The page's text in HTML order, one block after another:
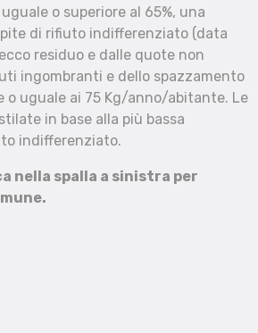
o superiore al 65%, una
di rifiuto indifferenziato (data
residuo e dalle quote non
ingombranti e dello spazzamento
o uguale ai 75 Kg/anno/abitante. Le
in base alla più bassa
indifferenziato.
nella spalla a sinistra per